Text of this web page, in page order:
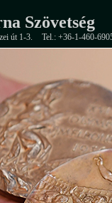
Szövetség
út 1-3. Tel.: +36-1-460-